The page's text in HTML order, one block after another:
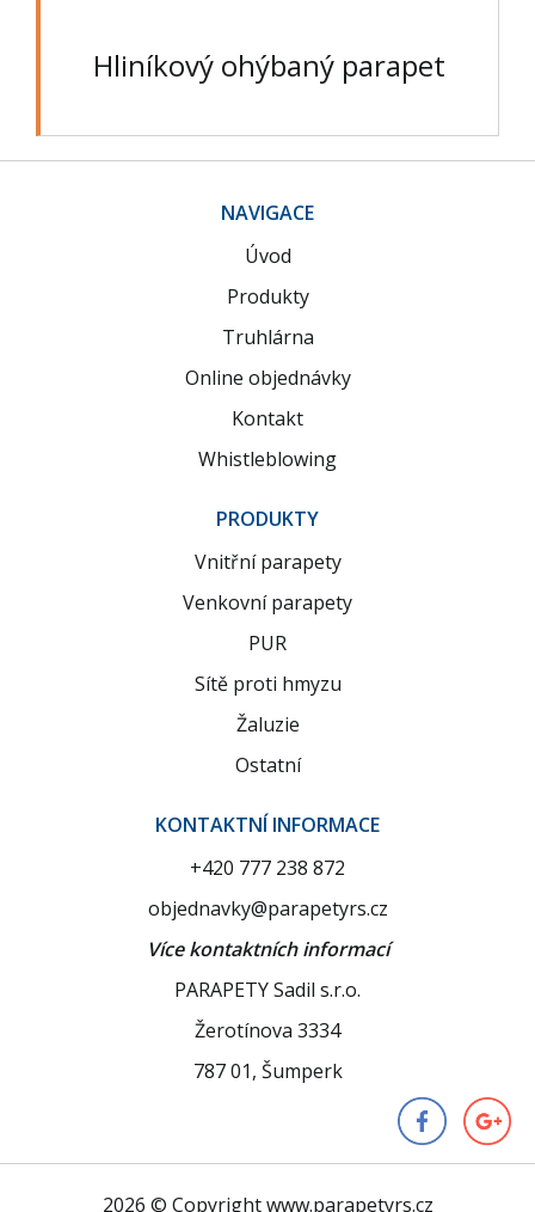
Hliníkový ohýbaný parapet
NAVIGACE
Úvod
Produkty
Truhlárna
Online objednávky
Kontakt
Whistleblowing
PRODUKTY
Vnitřní parapety
Venkovní parapety
PUR
Sítě proti hmyzu
Žaluzie
Ostatní
KONTAKTNÍ INFORMACE
+420 777 238 872
objednavky@parapetyrs.cz
Více kontaktních informací
PARAPETY Sadil s.r.o.
Žerotínova 3334
787 01, Šumperk
2026 © Copyright www.parapetyrs.cz